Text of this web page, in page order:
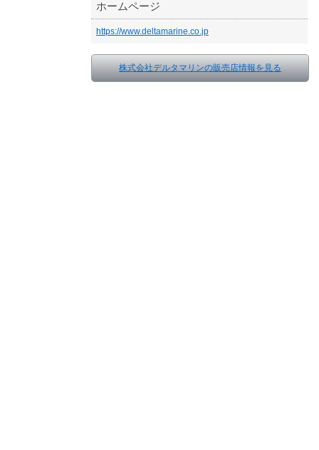
ホームページ
https://www.deltamarine.co.jp
株式会社デルタマリンの販売店情報を見る